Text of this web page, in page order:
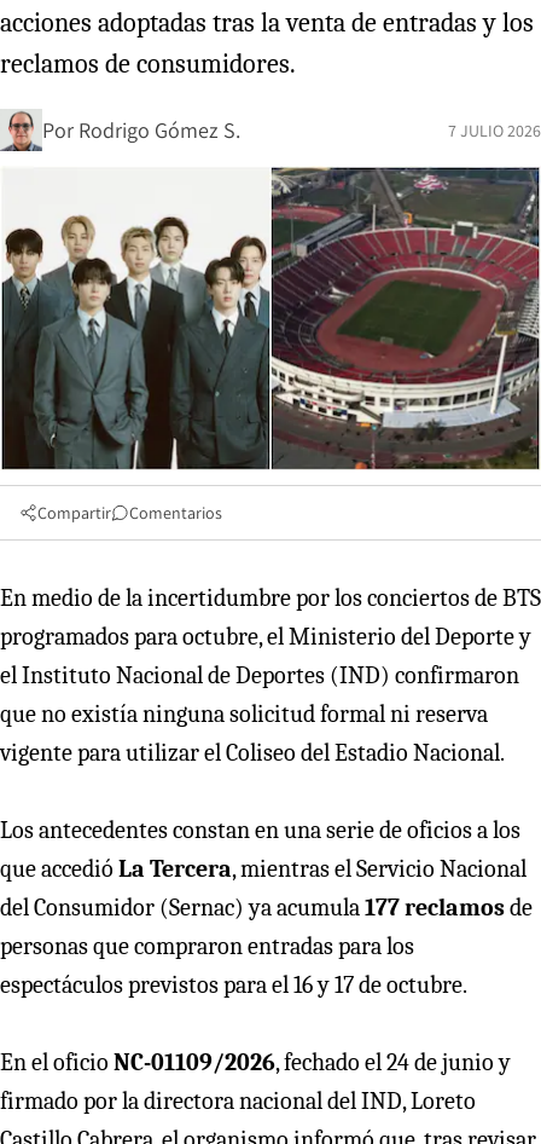
acciones adoptadas tras la venta de entradas y los
reclamos de consumidores.
Por Rodrigo Gómez S. 7 JULIO 2026
Compartir Comentarios
En medio de la incertidumbre por los conciertos de BTS
programados para octubre, el Ministerio del Deporte y
el Instituto Nacional de Deportes (IND) confirmaron
que no existía ninguna solicitud formal ni reserva
vigente para utilizar el Coliseo del Estadio Nacional.
Los antecedentes constan en una serie de oficios a los
que accedió La Tercera, mientras el Servicio Nacional
del Consumidor (Sernac) ya acumula177 reclamosde
personas que compraron entradas para los
espectáculos previstos para el 16 y 17 de octubre.
En el oficio NC-01109/2026, fechado el 24 de junio y
firmado por la directora nacional del IND, Loreto